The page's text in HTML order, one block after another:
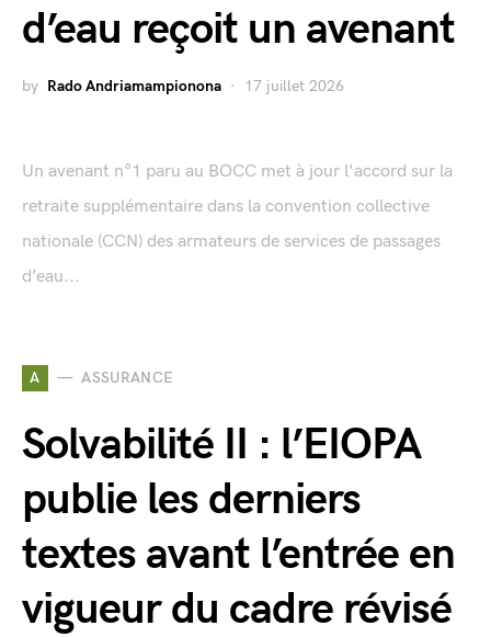
d’eau reçoit un avenant
by Rado Andriamampionona 17 juillet 2026
Un avenant n°1 paru au BOCC met à jour l'accord sur la
retraite supplémentaire dans la convention collective
nationale (CCN) des armateurs de services de passages
d’eau...
A ASSURANCE
Solvabilité II : l’EIOPA
publie les derniers
textes avant l’entrée en
vigueur du cadre révisé